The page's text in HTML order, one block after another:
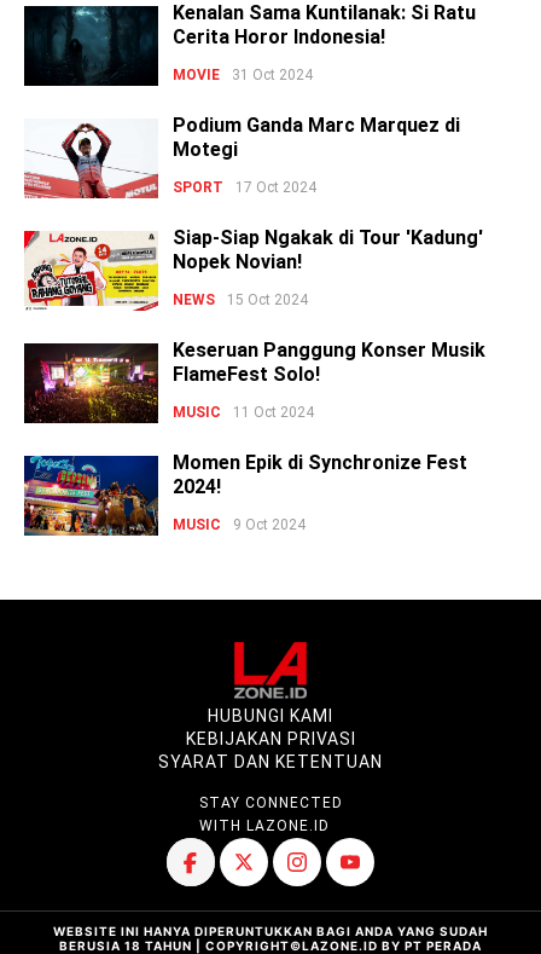
Kenalan Sama Kuntilanak: Si Ratu
Cerita Horor Indonesia!
MOVIE 31 Oct 2024
Podium Ganda Marc Marquez di
Motegi
SPORT 17 Oct 2024
Siap-Siap Ngakak di Tour 'Kadung'
Nopek Novian!
NEWS 15 Oct 2024
Keseruan Panggung Konser Musik
FlameFest Solo!
MUSIC 11 Oct 2024
Momen Epik di Synchronize Fest
2024!
MUSIC 9 Oct 2024
HUBUNGI KAMI
KEBIJAKAN PRIVASI
SYARAT DAN KETENTUAN
STAY CONNECTED
WITH LAZONE.ID
WEBSITE INI HANYA DIPERUNTUKKAN BAGI ANDA YANG SUDAH
BERUSIA 18 TAHUN | COPYRIGHT©LAZONE.ID BY PT PERADA